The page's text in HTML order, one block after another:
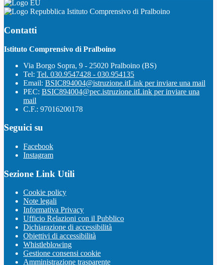
Istituto Comprensivo di Pralboino
Contatti
Istituto Comprensivo di Pralboino
Via Borgo Sopra, 9 - 25020 Pralboino (BS)
Tel: Tel. 030.9547428 - 030.954135
Email: BSIC894004@istruzione.itLink per inviare una mail
PEC: BSIC894004@pec.istruzione.itLink per inviare una
mail
C.F.: 97016200178
Seguici su
Facebook
Instagram
Sezione Link Utili
Cookie policy
Note legali
Informativa Privacy
Ufficio Relazioni con il Pubblico
Dichiarazione di accessibilità
Obiettivi di accessibilità
Whistleblowing
Gestione consensi cookie
Amministrazione trasparente